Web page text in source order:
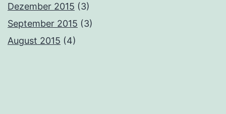
Dezember 2015 (3)
September 2015 (3)
August 2015 (4)